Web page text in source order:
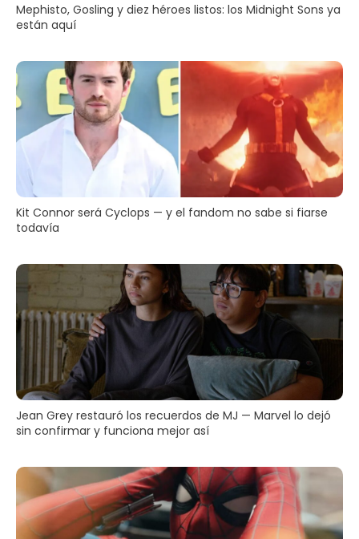
Mephisto, Gosling y diez héroes listos: los Midnight Sons ya
están aquí
Kit Connor será Cyclops — y el fandom no sabe si fiarse
todavía
Jean Grey restauró los recuerdos de MJ — Marvel lo dejó
sin confirmar y funciona mejor así